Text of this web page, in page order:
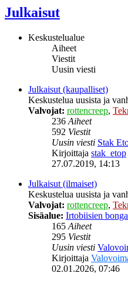
Julkaisut
Keskustelualue
Aiheet
Viestit
Uusin viesti
Julkaisut (kaupalliset)
Keskustelua uusista ja
Valvojat: rottencreep,
236 Aiheet
592 Viestit
Uusin viesti Stak
Kirjoittaja stak_etop
27.07.2019, 14:13
Julkaisut (ilmaiset)
Keskustelua uusista ja
Valvojat: rottencreep,
Sisäalue: Irtobiisien
165 Aiheet
295 Viestit
Uusin viesti
Kirjoittaja
02.01.2026, 07:46